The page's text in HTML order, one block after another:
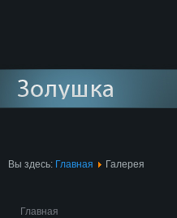
Вы здесь: Главная Галерея
Главная